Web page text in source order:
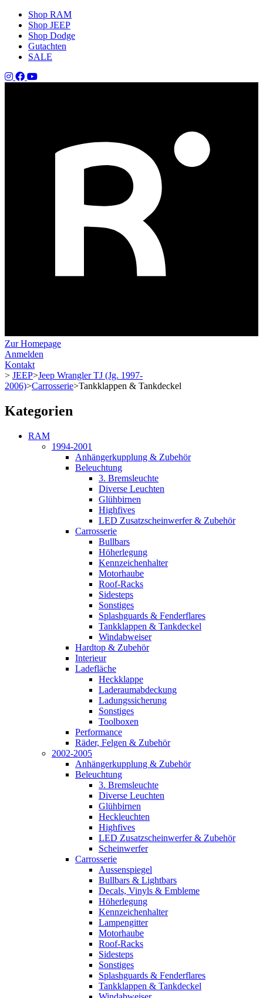
Shop RAM
Shop JEEP
Shop Dodge
Gutachten
SALE
Zur Homepage
Anmelden
Kontakt
> JEEP>Jeep Wrangler TJ (Jg. 1997-
2006)>Carrosserie>Tankklappen & Tankdeckel
Kategorien
RAM
1994-2001
Anhängerkupplung & Zubehör
Beleuchtung
3. Bremsleuchte
Diverse Leuchten
Glühbirnen
Highfives
LED Zusatzscheinwerfer & Zubehör
Carrosserie
Bullbars
Höherlegung
Kennzeichenhalter
Motorhaube
Roof-Racks
Sidesteps
Sonstiges
Splashguards & Fenderflares
Tankklappen & Tankdeckel
Windabweiser
Hardtop & Zubehör
Interieur
Ladefläche
Heckklappe
Laderaumabdeckung
Ladungssicherung
Sonstiges
Toolboxen
Performance
Räder, Felgen & Zubehör
2002-2005
Anhängerkupplung & Zubehör
Beleuchtung
3. Bremsleuchte
Diverse Leuchten
Glühbirnen
Heckleuchten
Highfives
LED Zusatzscheinwerfer & Zubehör
Scheinwerfer
Carrosserie
Aussenspiegel
Bullbars & Lightbars
Decals, Vinyls & Embleme
Höherlegung
Kennzeichenhalter
Lampengitter
Motorhaube
Roof-Racks
Sidesteps
Sonstiges
Splashguards & Fenderflares
Tankklappen & Tankdeckel